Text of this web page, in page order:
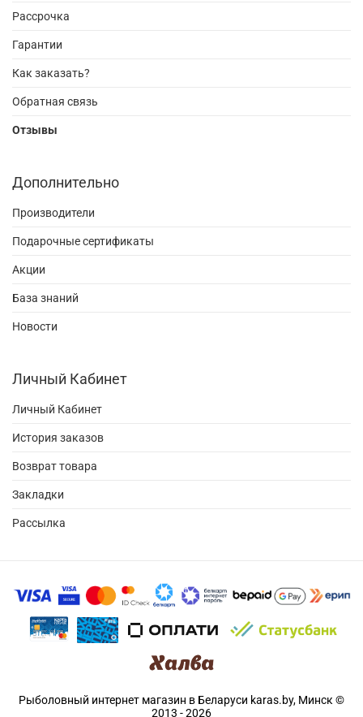
Рассрочка
Гарантии
Как заказать?
Обратная связь
Отзывы
Дополнительно
Производители
Подарочные сертификаты
Акции
База знаний
Новости
Личный Кабинет
Личный Кабинет
История заказов
Возврат товара
Закладки
Рассылка
Рыболовный интернет магазин в Беларуси karas.by, Минск ©
2013 - 2026